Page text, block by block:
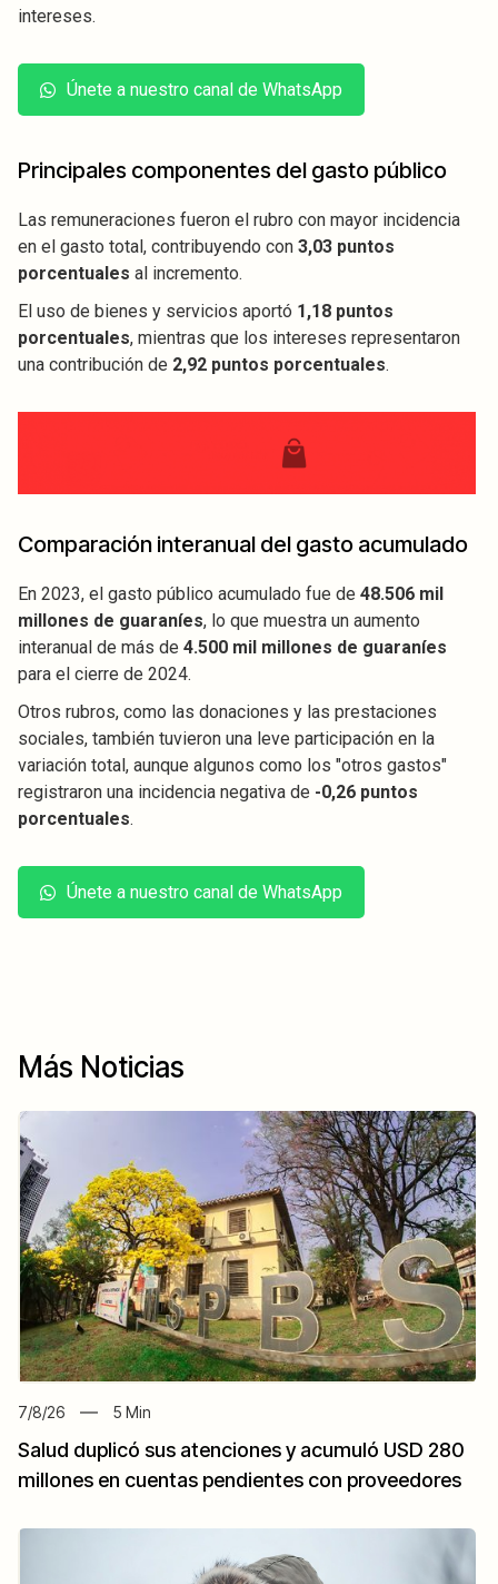
intereses.
Únete a nuestro canal de WhatsApp
Principales componentes del gasto público
Las remuneraciones fueron el rubro con mayor incidencia
en el gasto total, contribuyendo con 3,03 puntos
porcentuales al incremento.
El uso de bienes y servicios aportó 1,18 puntos
porcentuales, mientras que los intereses representaron
una contribución de 2,92 puntos porcentuales.
Comparación interanual del gasto acumulado
En 2023, el gasto público acumulado fue de 48.506 mil
millones de guaraníes, lo que muestra un aumento
interanual de más de 4.500 mil millones de guaraníes
para el cierre de 2024.
Otros rubros, como las donaciones y las prestaciones
sociales, también tuvieron una leve participación en la
variación total, aunque algunos como los "otros gastos"
registraron una incidencia negativa de -0,26 puntos
porcentuales.
Únete a nuestro canal de WhatsApp
Más Noticias
7/8/26 5 Min
Salud duplicó sus atenciones y acumuló USD 280
millones en cuentas pendientes con proveedores